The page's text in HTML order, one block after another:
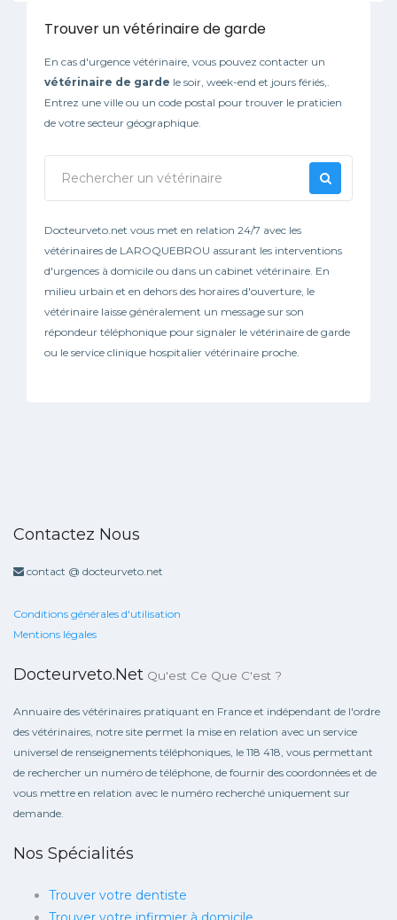
Trouver un vétérinaire de garde
En cas d'urgence vétérinaire, vous pouvez contacter un
vétérinaire de garde le soir, week-end et jours fériés,.
Entrez une ville ou un code postal pour trouver le praticien
de votre secteur géographique.
Docteurveto.net vous met en relation 24/7 avec les
vétérinaires de LAROQUEBROU assurant les interventions
d'urgences à domicile ou dans un cabinet vétérinaire. En
milieu urbain et en dehors des horaires d'ouverture, le
vétérinaire laisse généralement un message sur son
répondeur téléphonique pour signaler le vétérinaire de garde
ou le service clinique hospitalier vétérinaire proche.
Contactez Nous
contact @ docteurveto.net
Conditions générales d'utilisation
Mentions légales
Docteurveto.net Qu'est Ce Que C'est ?
Annuaire des vétérinaires pratiquant en France et indépendant de l'ordre
des vétérinaires, notre site permet la mise en relation avec un service
universel de renseignements téléphoniques, le 118 418, vous permettant
de rechercher un numéro de téléphone, de fournir des coordonnées et de
vous mettre en relation avec le numéro recherché uniquement sur
demande.
Nos Spécialités
Trouver votre dentiste